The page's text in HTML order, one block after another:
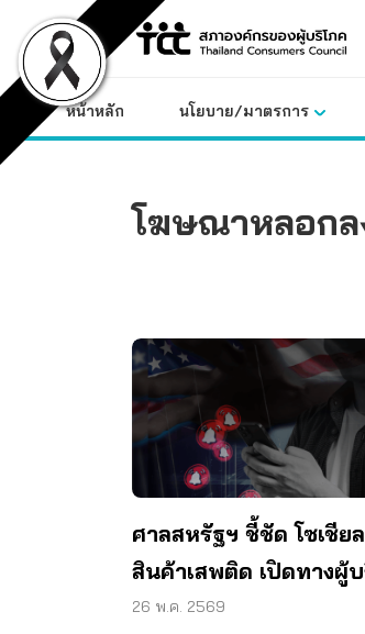
content
หน้าหลัก นโยบาย/มาตรการ
โฆษณาหลอก
ศาลสหรัฐฯ ชี้ชัด โซเชีย
สินค้าเสพติด เปิดทางผู้บ
ไทยฟ้องเมตา
26 พ.ค. 2569